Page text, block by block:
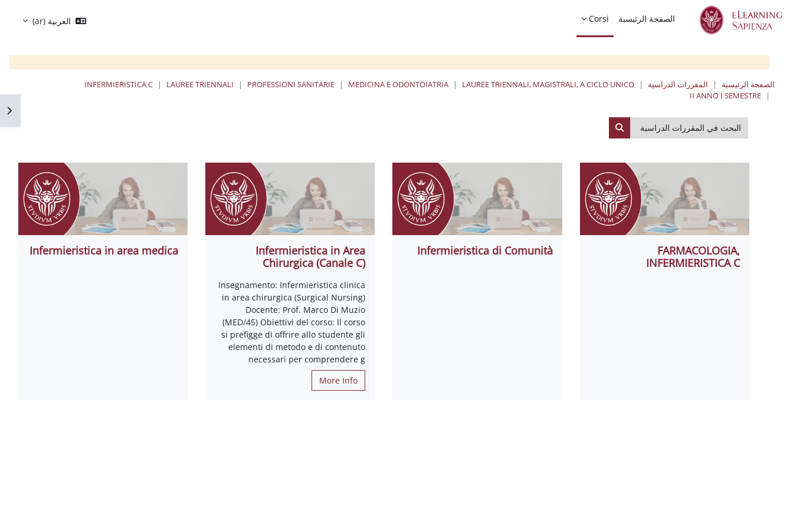
تخطى إلى المحتوى الرئيسي
الصفحة الرئيسية
Corsi العربية ‎(ar)‎
الصفحة الرئيسية المقررات الدراسية LAUREE TRIENNALI, MAGISTRALI, A CICLO UNICO
MEDICINA E ODONTOIATRIA
PROFESSIONI SANITARIE
LAUREE TRIENNALI
INFERMIERISTICA C
II ANNO I SEMESTRE
البحث في المقررات الدراسية
البحث في المقررات الدراسية
FARMACOLOGIA,
INFERMIERISTICA C
Infermieristica di Comunità
Infermieristica in Area
Chirurgica (Canale C)
Insegnamento: Infermieristica clinica
in area chirurgica (Surgical Nursing)
Docente: Prof. Marco Di Muzio
(MED/45) Obiettivi del corso: Il corso
si prefigge di offrire allo studente gli
elementi di metodo e di contenuto
necessari per comprendere g
More Info
Infermieristica in area medica